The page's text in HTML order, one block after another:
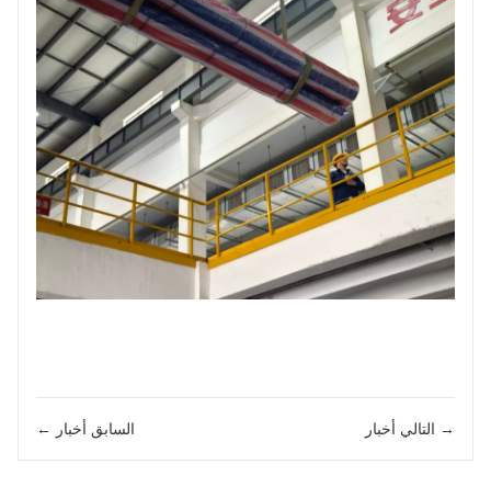
← السابق أخبار التالي أخبار →